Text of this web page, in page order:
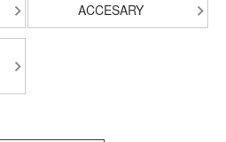
ACCESARY